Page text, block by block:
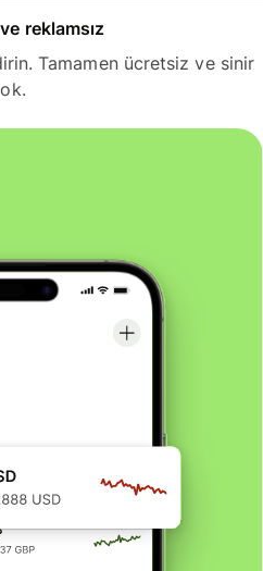
reklamsız
Tamamen ücretsiz ve sinir